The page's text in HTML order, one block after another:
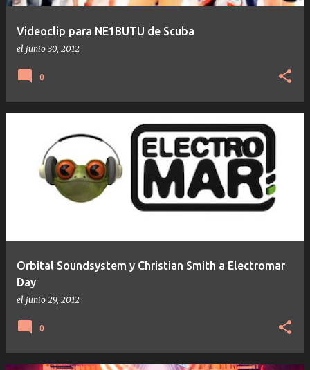
Videoclip para NE1BUTU de Scuba
el junio 30, 2012
0
Orbital Soundsystem y Christian Smith a Electromar
Day
el junio 29, 2012
0